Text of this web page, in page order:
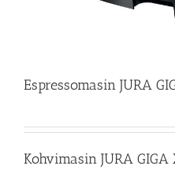
Espressomasin JURA
Kohvimasin JURA GIGA